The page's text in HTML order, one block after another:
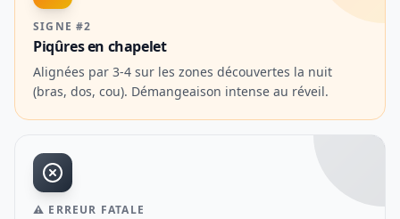
SIGNE #2
Piqûres en chapelet
Alignées par 3-4 sur les zones découvertes la nuit
(bras, dos, cou). Démangeaison intense au réveil.
⚠ ERREUR FATALE